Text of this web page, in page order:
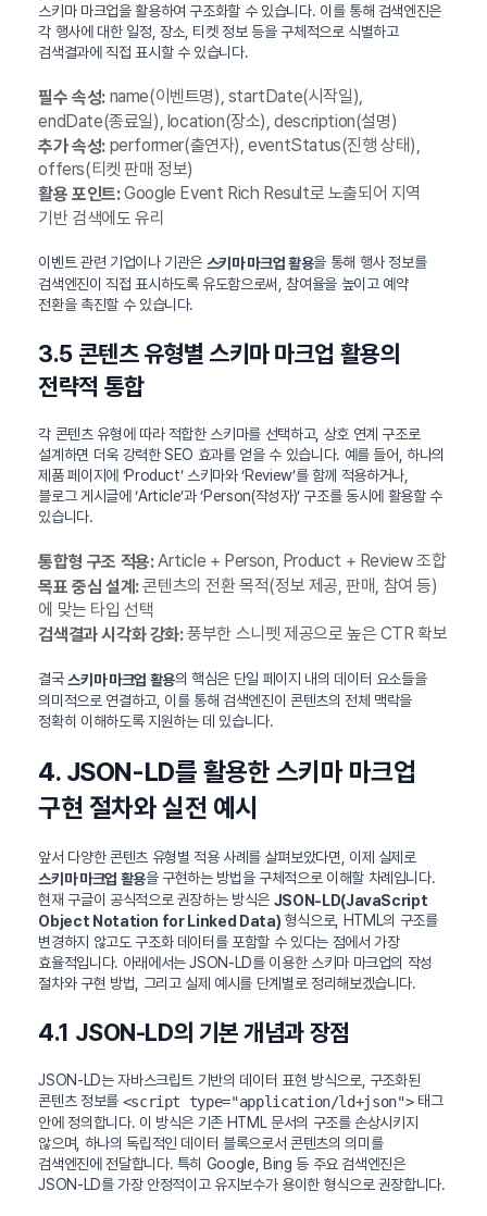
스키마 마크업을 활용하여 구조화할 수 있습니다. 이를 통해 검색엔진은
각 행사에 대한 일정, 장소, 티켓 정보 등을 구체적으로 식별하고
검색결과에 직접 표시할 수 있습니다.
필수 속성:name(이벤트명), startDate(시작일),
endDate(종료일), location(장소), description(설명)
추가 속성:performer(출연자), eventStatus(진행 상태),
offers(티켓 판매 정보)
활용 포인트:Google Event Rich Result로 노출되어 지역
기반 검색에도 유리
이벤트 관련 기업이나 기관은 스키마 마크업 활용을 통해 행사 정보를
검색엔진이 직접 표시하도록 유도함으로써, 참여율을 높이고 예약
전환을 촉진할 수 있습니다.
3.5 콘텐츠 유형별 스키마 마크업 활용의
전략적 통합
각 콘텐츠 유형에 따라 적합한 스키마를 선택하고, 상호 연계 구조로
설계하면 더욱 강력한 SEO 효과를 얻을 수 있습니다. 예를 들어, 하나의
제품 페이지에 ‘Product’ 스키마와 ‘Review’를 함께 적용하거나,
블로그 게시글에 ‘Article’과 ‘Person(작성자)’ 구조를 동시에 활용할 수
있습니다.
통합형 구조 적용:Article + Person, Product + Review 조합
목표 중심 설계:콘텐츠의 전환 목적(정보 제공, 판매, 참여 등)
에 맞는 타입 선택
검색결과 시각화 강화:풍부한 스니펫 제공으로 높은 CTR 확보
결국 스키마 마크업 활용의 핵심은 단일 페이지 내의 데이터 요소들을
의미적으로 연결하고, 이를 통해 검색엔진이 콘텐츠의 전체 맥락을
정확히 이해하도록 지원하는 데 있습니다.
4. JSON-LD를 활용한 스키마 마크업
구현 절차와 실전 예시
앞서 다양한 콘텐츠 유형별 적용 사례를 살펴보았다면, 이제 실제로
스키마 마크업 활용을 구현하는 방법을 구체적으로 이해할 차례입니다.
현재 구글이 공식적으로 권장하는 방식은 JSON-LD(JavaScript
Object Notation for Linked Data) 형식으로, HTML의 구조를
변경하지 않고도 구조화 데이터를 포함할 수 있다는 점에서 가장
효율적입니다. 아래에서는 JSON-LD를 이용한 스키마 마크업의 작성
절차와 구현 방법, 그리고 실제 예시를 단계별로 정리해보겠습니다.
4.1 JSON-LD의 기본 개념과 장점
JSON-LD는 자바스크립트 기반의 데이터 표현 방식으로, 구조화된
콘텐츠 정보를 <script type="application/ld+json">태그
안에 정의합니다. 이 방식은 기존 HTML 문서의 구조를 손상시키지
않으며, 하나의 독립적인 데이터 블록으로서 콘텐츠의 의미를
검색엔진에 전달합니다. 특히 Google, Bing 등 주요 검색엔진은
JSON-LD를 가장 안정적이고 유지보수가 용이한 형식으로 권장합니다.